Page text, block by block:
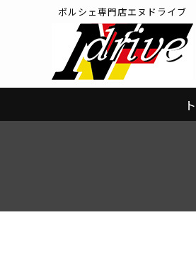
ポルシェ専門店エヌドライブ